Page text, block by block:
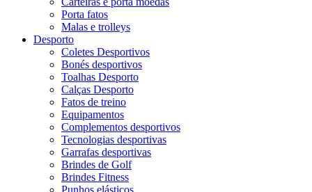
Porta fatos
Malas e trolleys
Desporto
Coletes Desportivos
Bonés desportivos
Toalhas Desporto
Calças Desporto
Fatos de treino
Equipamentos
Complementos desportivos
Tecnologias desportivas
Garrafas desportivas
Brindes de Golf
Brindes Fitness
Punhos elásticos